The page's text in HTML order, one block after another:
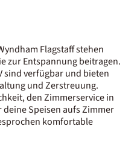
Flagstaff stehen
zur Entspannung beitragen.
sind verfügbar und bieten
und Zerstreuung.
den Zimmerservice in
Speisen aufs Zimmer
komfortable